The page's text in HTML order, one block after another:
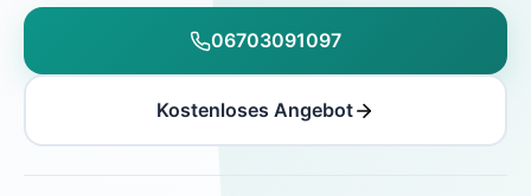
06703091097
Kostenloses Angebot